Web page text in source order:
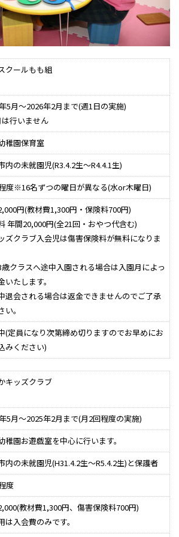
クールもも組
5月～2026年2月まで(週1日の実施)
行いません
稚園保育室
内の未就園児(R3.4.2生～R4.4.1生)
度※16名ずつの曜日が異なる(水or木曜日)
円(教材費1,300円・保険料700円)
年間20,000円(全21回・おやつ代含む)
ズクラブ入会児は傷害保険料が無料になりま
クラスへ途中入園される場合は入園月によっ
いたします。
退会される場合は返金できませんのでご了承
い。
(定員になり次第締め切りますのでお早めにお
みください)
キッズクラブ
5月～2025年2月まで(月2回程度の実施)
稚園お遊戯室を中心に行います。
内の未就園児(H31.4.2生～R5.4.2生)と保護者
度
教材費1,300円、傷害保険料700円)
は入会費のみです。